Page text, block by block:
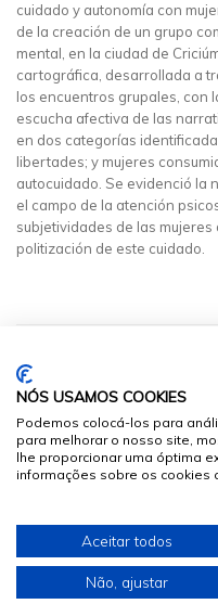
cuidado y autonomía con
de la creación de un grupo
mental, en la ciudad de
cartográfica, desarrollada a
los encuentros grupales, con
escucha afectiva de las
en dos categorías
libertades; y mujeres
autocuidado. Se evidenció la
el campo de la atención
subjetividades de las
politización de este cuidado.
© 2026 Sumários.org
NÓS USAMOS COOKIES
Podemos colocá-los para
para melhorar o nosso site,
lhe proporcionar uma óptima
informações sobre os cookies
Aceitar todos
Não, ajustar